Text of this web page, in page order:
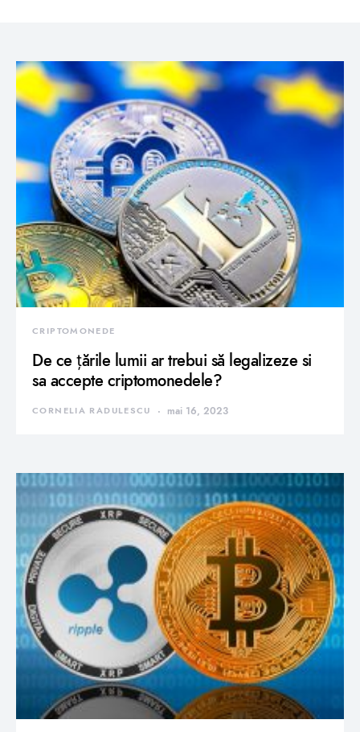
CRIPTOMONEDE
De ce țările lumii ar trebui să legalizeze si
sa accepte criptomonedele?
CORNELIA RADULESCU mai 16, 2023